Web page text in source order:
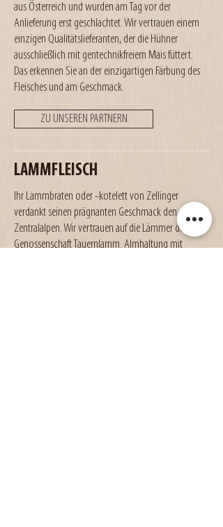
aus Österreich und wurden am Tag vor der
Anlieferung erst geschlachtet. Wir vertrauen einem
einzigen Qualitätslieferanten, der die Hühner
ausschließlich mit gentechnikfreiem Mais füttert.
Das erkennen Sie an der einzigartigen Färbung des
Fleisches und am Geschmack.
ZU UNSEREN PARTNERN
LAMMFLEISCH
Ihr Lammbraten oder -kotelett von Zellinger
verdankt seinen prägnanten Geschmack den
Zentralalpen. Wir vertrauen auf die Lämmer der
Genossenschaft Tauernlamm. Almhaltung mit